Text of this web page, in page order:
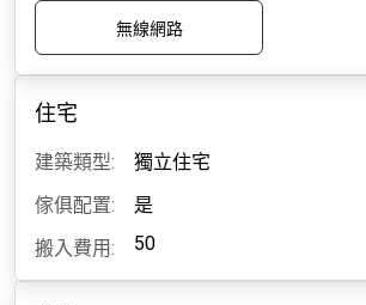
無線網路
住宅
建築類型:
獨立住宅
傢俱配置:
是
搬入費用:
50